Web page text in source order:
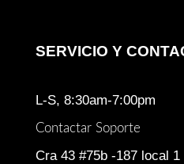
SERVICIO Y
L-S, 8:30am-7:00pm
Contactar Soporte
Cra 43 #75b -187 local